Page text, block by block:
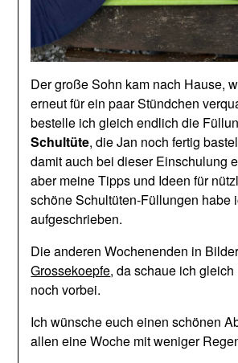
Der große Sohn kam nach Hause,
erneut für ein paar Stündchen
bestelle ich gleich endlich die
Schultüte, die Jan noch fertig
damit auch bei dieser Einschulung
aber meine Tipps und Ideen für
schöne Schultüten-Füllungen habe
aufgeschrieben.
Die anderen Wochenenden in
Grossekoepfe, da schaue ich
noch vorbei.
Ich wünsche euch einen schönen
allen eine Woche mit weniger